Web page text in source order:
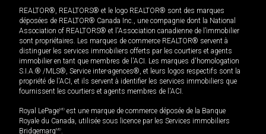
REALTOR®, REALTORS® et le logo REALTOR® sont des marques
déposées de REALTOR® Canada Inc., une compagnie dont la National
Association of REALTORS® et l'Association canadienne de l’immobilier
sont propriétaires. Les marques de commerce REALTOR® servent à
distinguer les services immobiliers offerts par les courtiers et agents
immobilier en tant que membres de l'ACI. Les marques d'homologation
S.I.A.® /MLS®, Service inter-agences®, et leurs logos respectifs sont la
propriété de l'ACI, et ils servent à identifier les services immobiliers que
fournissent les courtiers et agents membres de l'ACI.
Royal LePageMD est une marque de commerce déposée de la Banque
Royale du Canada, utilisée sous licence par les Services immobiliers
BridgemarqMD.